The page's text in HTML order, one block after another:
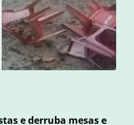
e derruba mesas e